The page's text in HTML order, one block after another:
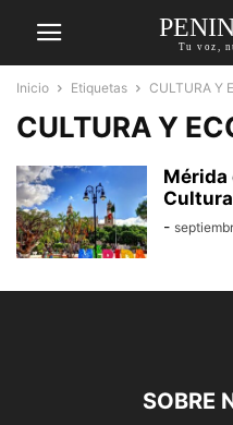
Tu voz,
Inicio Etiquetas CULTURA Y
CULTURA Y
Mérida
-
SOBRE